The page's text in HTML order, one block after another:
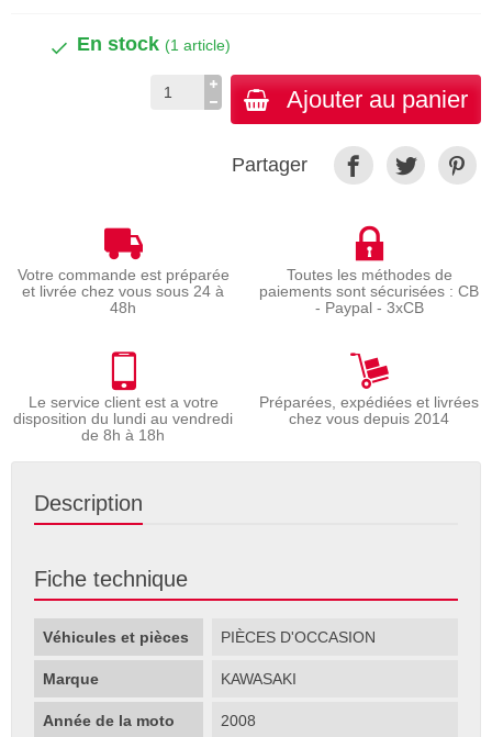
En stock (1 article)
Ajouter au panier
Partager
Votre commande est préparée
et livrée chez vous sous 24 à
48h
Toutes les méthodes de
paiements sont sécurisées : CB
- Paypal - 3xCB
Le service client est a votre
disposition du lundi au vendredi
de 8h à 18h
Préparées, expédiées et livrées
chez vous depuis 2014
Description
Fiche technique
Véhicules et pièces PIÈCES D'OCCASION
Marque KAWASAKI
Année de la moto 2008